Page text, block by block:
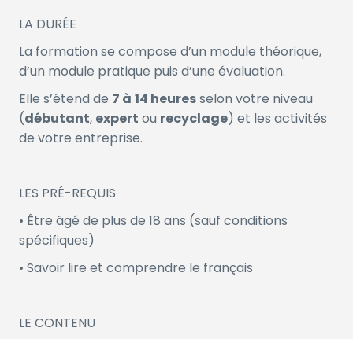
LA DURÉE
La formation se compose d’un module théorique,
d’un module pratique puis d’une évaluation.
Elle s’étend de 7 à 14 heuresselon votre niveau
(débutant, expert ou recyclage) et les activités
de votre entreprise.
LES PRÉ-REQUIS
• Être âgé de plus de 18 ans (sauf conditions
spécifiques)
• Savoir lire et comprendre le français
LE CONTENU